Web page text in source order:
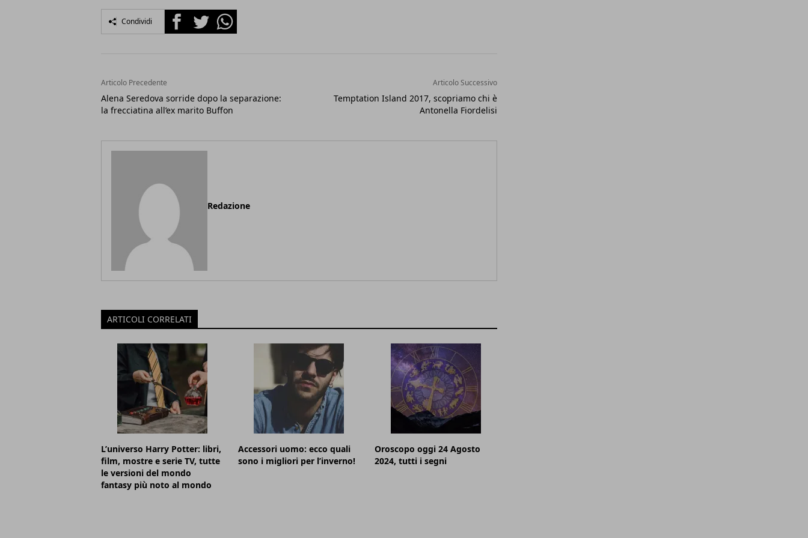
Condividi FacebookTwitterWhatsapp
Articolo Precedente
Alena Seredova sorride dopo la separazione:
la frecciatina all’ex marito Buffon
Articolo Successivo
Temptation Island 2017, scopriamo chi è
Antonella Fiordelisi
Redazione
ARTICOLI CORRELATI
L’universo Harry Potter: libri,
film, mostre e serie TV, tutte
le versioni del mondo
fantasy più noto al mondo
Accessori uomo: ecco quali
sono i migliori per l’inverno!
Oroscopo oggi 24 Agosto
2024, tutti i segni